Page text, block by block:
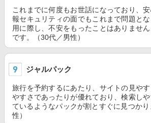
これまでに何度もお世話になっており、
報セキュリティの面でもこれまで問題と
用に際し、不安をもったことはありませ
です。（30代／男性）
ジャルパック
旅行を予約するにあたり、サイトの見や
やすさであったりが優れており、検索し
ているようなパックが割とすぐに見つか
性）